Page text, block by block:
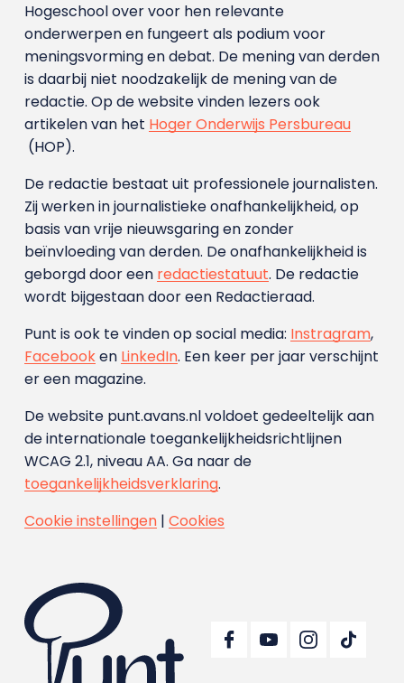
Hogeschool over voor hen relevante
onderwerpen en fungeert als podium voor
meningsvorming en debat. De mening van derden
is daarbij niet noodzakelijk de mening van de
redactie. Op de website vinden lezers ook
artikelen van het Hoger Onderwijs Persbureau
(HOP).
De redactie bestaat uit professionele journalisten.
Zij werken in journalistieke onafhankelijkheid, op
basis van vrije nieuwsgaring en zonder
beïnvloeding van derden. De onafhankelijkheid is
geborgd door een redactiestatuut. De redactie
wordt bijgestaan door een Redactieraad.
Punt is ook te vinden op social media: Instragram,
Facebooken LinkedIn. Een keer per jaar verschijnt
er een magazine.
De website punt.avans.nl voldoet gedeeltelijk aan
de internationale toegankelijkheidsrichtlijnen
WCAG 2.1, niveau AA. Ga naar de
toegankelijkheidsverklaring.
Cookie instellingen| Cookies